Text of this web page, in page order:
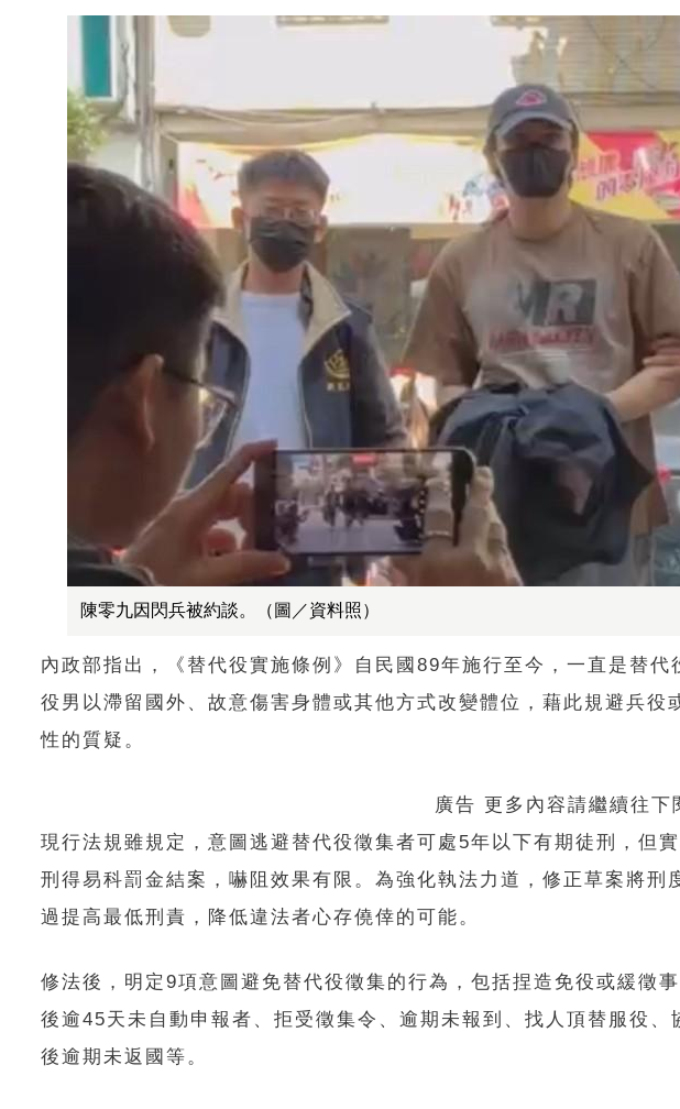
陳零九因閃兵被約談。（圖／資料照）
內政部指出，《替代役實施條例》自民國89年施行至今，一直是替
役男以滯留國外、故意傷害身體或其他方式改變體位，藉此規避兵
性的質疑。
廣告 更多內容請繼續往下
現行法規雖規定，意圖逃避替代役徵集者可處5年以下有期徒刑，但
刑得易科罰金結案，嚇阻效果有限。為強化執法力道，修正草案將
過提高最低刑責，降低違法者心存僥倖的可能。
修法後，明定9項意圖避免替代役徵集的行為，包括捏造免役或緩徵
後逾45天未自動申報者、拒受徵集令、逾期未報到、找人頂替服役
後逾期未返國等。